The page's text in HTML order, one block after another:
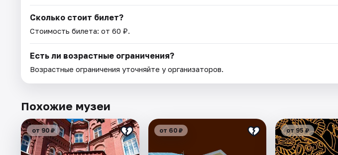
Сколько стоит билет?
Стоимость билета: от 60 ₽.
Есть ли возрастные ограничения?
Возрастные ограничения уточняйте у организаторов.
Похожие музеи
от 90 ₽ от 60 ₽ от 95 ₽